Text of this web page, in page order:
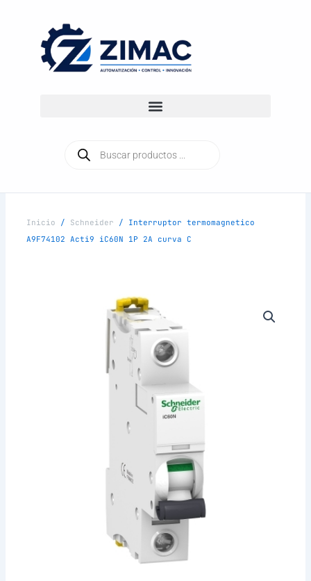
contenido
productos
Inicio / Schneider / Interruptor termomagnetico
A9F74102 Acti9 iC60N 1P 2A curva C